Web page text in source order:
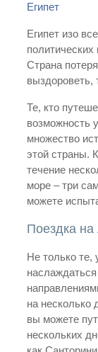
Египет
Египет изо
Страна
выздороветь,
Те, кто
возможность
множество
этой страны.
течение
море – три
можете
Поездка
Не только те,
на несколько
вы можете
нескольких